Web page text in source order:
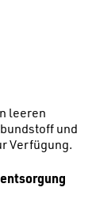
leeren
und
Verfügung.